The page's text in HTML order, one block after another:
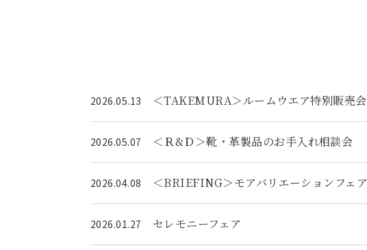
2026.05.13 ＜TAKEMURA＞ルームウエア特別販売会
2026.05.07 ＜Ｒ&Ｄ＞靴・革製品のお手入れ相談会
2026.04.08 ＜BRIEFING＞モアバリエーションフェア
2026.01.27 セレモニーフェア